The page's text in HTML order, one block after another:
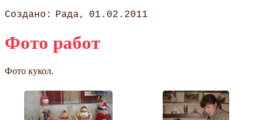
Рада 01.02.2011
Фото работ
Фото кукол.